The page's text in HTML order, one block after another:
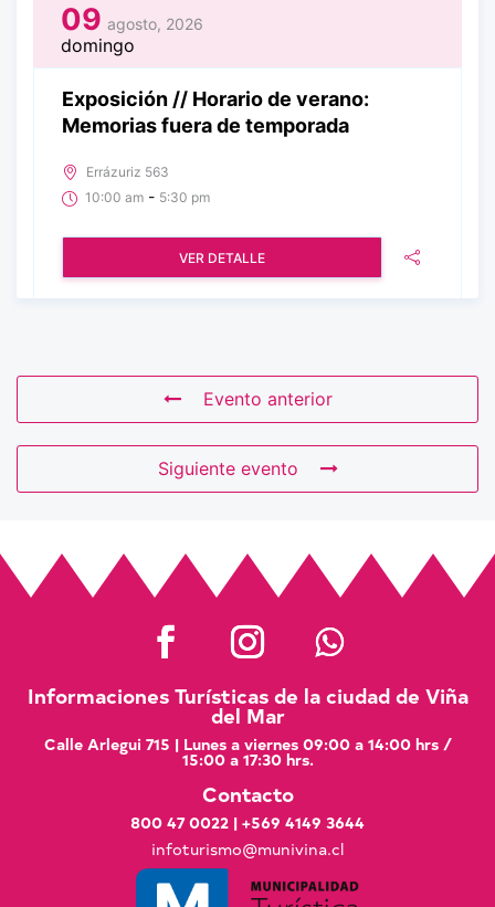
09 agosto, 2026
domingo
Exposición // Horario de verano:
Memorias fuera de temporada
Errázuriz 563
10:00 am - 5:30 pm
VER DETALLE
Evento anterior
Siguiente evento
Informaciones Turísticas de la ciudad de Viña
del Mar
Calle Arlegui 715 | Lunes a viernes 09:00 a 14:00 hrs /
15:00 a 17:30 hrs.
Contacto
800 47 0022 | +569 4149 3644
infoturismo@munivina.cl